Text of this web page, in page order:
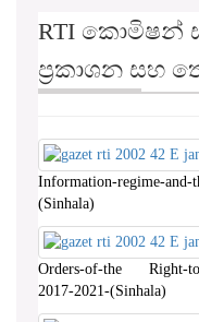
ප්‍රකාශන සහ
Information-regime-and-
(Sinhala)
Orders-of-the Right-to-
2017-2021-(Sinhala)
Selected-orders-of-the-